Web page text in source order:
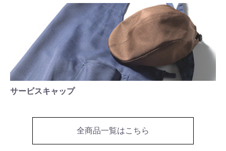
サービスキャップ
全商品一覧はこちら